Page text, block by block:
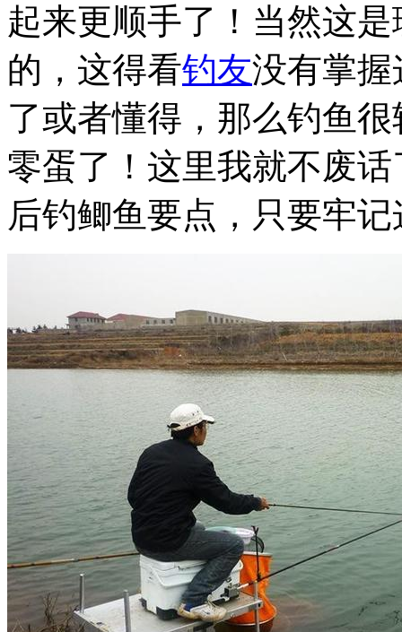
起来更顺手了！当然这
的，这得看钓友没有掌
了或者懂得，那么钓鱼
零蛋了！这里我就不废
后钓鲫鱼要点，只要牢